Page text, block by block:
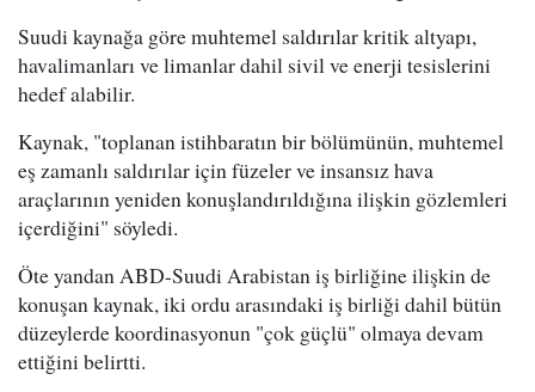
Suudi kaynağa göre muhtemel saldırılar kritik altyapı,
havalimanları ve limanlar dahil sivil ve enerji tesislerini
hedef alabilir.
Kaynak, "toplanan istihbaratın bir bölümünün, muhtemel
eş zamanlı saldırılar için füzeler ve insansız hava
araçlarının yeniden konuşlandırıldığına ilişkin gözlemleri
içerdiğini" söyledi.
Öte yandan ABD-Suudi Arabistan iş birliğine ilişkin de
konuşan kaynak, iki ordu arasındaki iş birliği dahil bütün
düzeylerde koordinasyonun "çok güçlü" olmaya devam
ettiğini belirtti.